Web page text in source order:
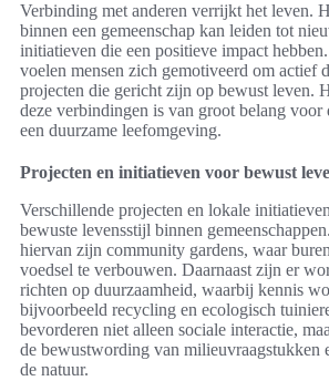
Verbinding met anderen verrijkt het leven.
binnen een gemeenschap kan leiden tot
initiatieven die een positieve impact
voelen mensen zich gemotiveerd om actief
projecten die gericht zijn op bewust leven.
deze verbindingen is van groot belang
een duurzame leefomgeving.
Projecten en initiatieven voor bewust
Verschillende projecten en lokale
bewuste levensstijl binnen
hiervan zijn community gardens, waar
voedsel te verbouwen. Daarnaast zijn er
richten op duurzaamheid, waarbij kennis
bijvoorbeeld recycling en ecologisch
bevorderen niet alleen sociale interactie,
de bewustwording van milieuvraagstukken
de natuur.